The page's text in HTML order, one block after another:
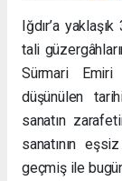
Iğdır’a
tali
Sürmari Emiri
düşünülen
sanatın
sanatının
geçmiş ile